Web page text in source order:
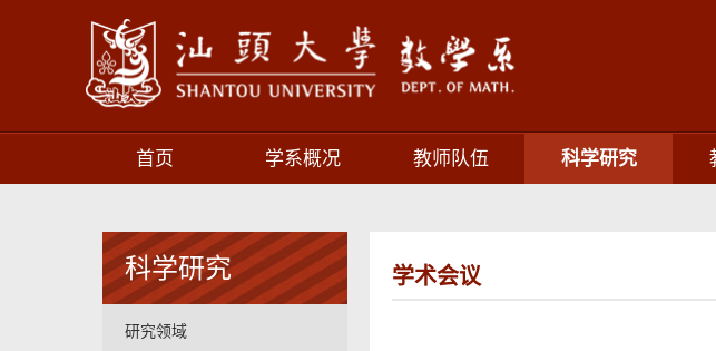
首页 学系概况 教师队伍 科学研究
科学研究
研究领域
学术会议